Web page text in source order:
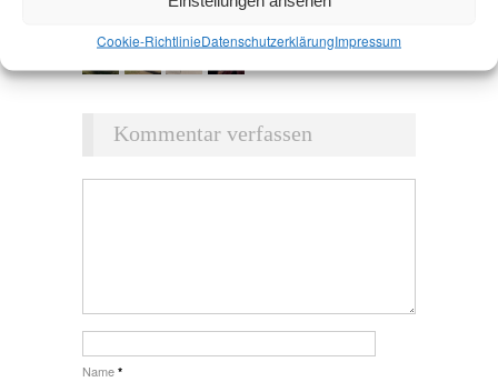
Cookie-RichtlinieDatenschutz­erklärungImpressum
Kommentar verfassen
Name *